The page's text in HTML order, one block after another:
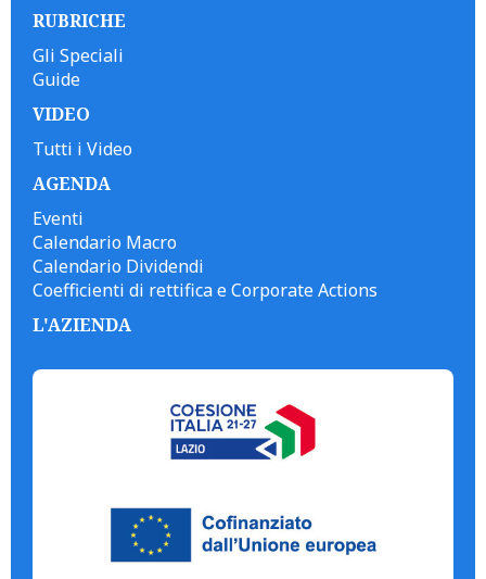
RUBRICHE
Gli Speciali
Guide
VIDEO
Tutti i Video
AGENDA
Eventi
Calendario Macro
Calendario Dividendi
Coefficienti di rettifica e Corporate Actions
L'AZIENDA